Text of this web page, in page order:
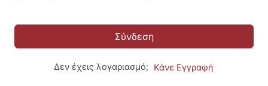
Σύνδεση
Δεν έχεις λογαριασμό; Κάνε Εγγραφή